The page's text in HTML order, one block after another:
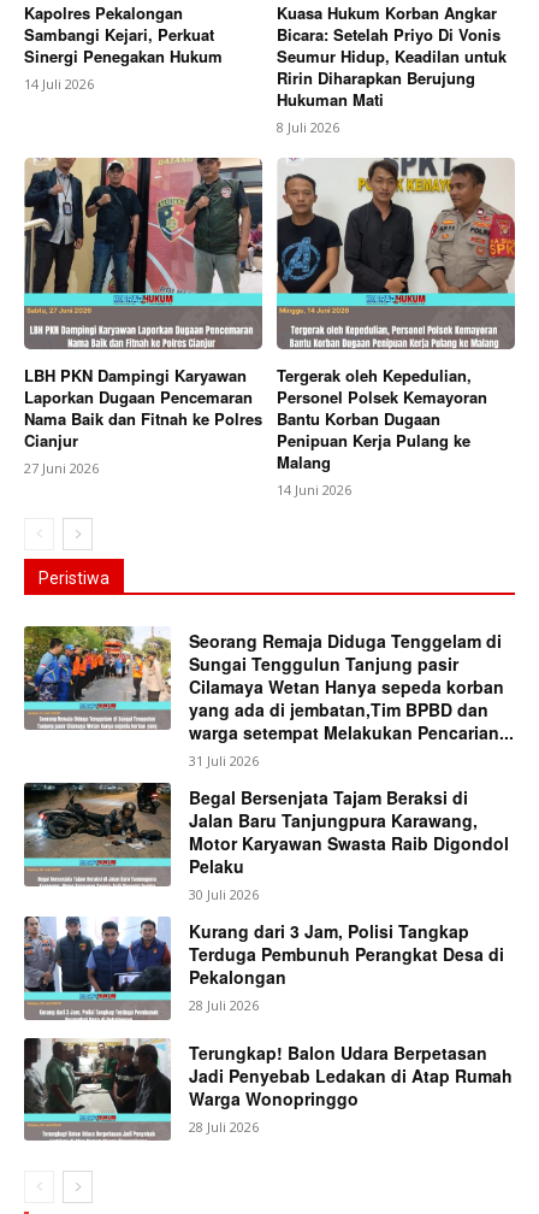
Kapolres Pekalongan
Sambangi Kejari, Perkuat
Sinergi Penegakan Hukum
14 Juli 2026
Kuasa Hukum Korban Angkar
Bicara: Setelah Priyo Di Vonis
Seumur Hidup, Keadilan untuk
Ririn Diharapkan Berujung
Hukuman Mati
8 Juli 2026
LBH PKN Dampingi Karyawan
Laporkan Dugaan Pencemaran
Nama Baik dan Fitnah ke Polres
Cianjur
27 Juni 2026
Tergerak oleh Kepedulian,
Personel Polsek Kemayoran
Bantu Korban Dugaan
Penipuan Kerja Pulang ke
Malang
14 Juni 2026
Peristiwa
Seorang Remaja Diduga Tenggelam di
Sungai Tenggulun Tanjung pasir
Cilamaya Wetan Hanya sepeda korban
yang ada di jembatan,Tim BPBD dan
warga setempat Melakukan Pencarian...
31 Juli 2026
Begal Bersenjata Tajam Beraksi di
Jalan Baru Tanjungpura Karawang,
Motor Karyawan Swasta Raib Digondol
Pelaku
30 Juli 2026
Kurang dari 3 Jam, Polisi Tangkap
Terduga Pembunuh Perangkat Desa di
Pekalongan
28 Juli 2026
Terungkap! Balon Udara Berpetasan
Jadi Penyebab Ledakan di Atap Rumah
Warga Wonopringgo
28 Juli 2026